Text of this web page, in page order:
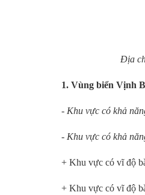
Địa
1. Vùng biển Vịnh
- Khu vực có khả
- Khu vực có khả
+ Khu vực có vĩ độ
+ Khu vực có vĩ độ